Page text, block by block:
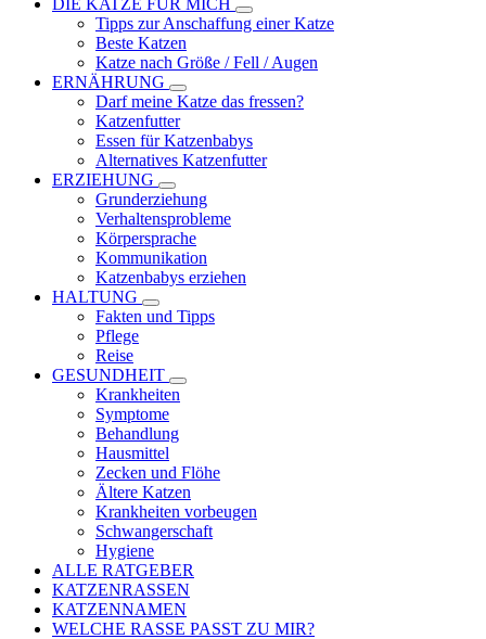
DIE KATZE FÜR MICH
Tipps zur Anschaffung einer Katze
Beste Katzen
Katze nach Größe / Fell / Augen
ERNÄHRUNG
Darf meine Katze das fressen?
Katzenfutter
Essen für Katzenbabys
Alternatives Katzenfutter
ERZIEHUNG
Grunderziehung
Verhaltensprobleme
Körpersprache
Kommunikation
Katzenbabys erziehen
HALTUNG
Fakten und Tipps
Pflege
Reise
GESUNDHEIT
Krankheiten
Symptome
Behandlung
Hausmittel
Zecken und Flöhe
Ältere Katzen
Krankheiten vorbeugen
Schwangerschaft
Hygiene
ALLE RATGEBER
KATZENRASSEN
KATZENNAMEN
WELCHE RASSE PASST ZU MIR?